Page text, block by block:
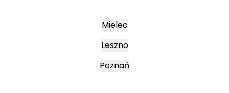
Mielec
Leszno
Poznań